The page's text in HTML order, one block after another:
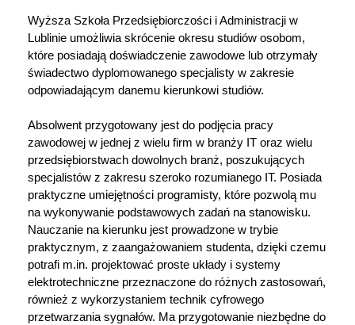
Wyższa Szkoła Przedsiębiorczości i Administracji w
Lublinie umożliwia skrócenie okresu studiów osobom,
które posiadają doświadczenie zawodowe lub otrzymały
świadectwo dyplomowanego specjalisty w zakresie
odpowiadającym danemu kierunkowi studiów.
Absolwent przygotowany jest do podjęcia pracy
zawodowej w jednej z wielu firm w branży IT oraz wielu
przedsiębiorstwach dowolnych branż, poszukujących
specjalistów z zakresu szeroko rozumianego IT. Posiada
praktyczne umiejętności programisty, które pozwolą mu
na wykonywanie podstawowych zadań na stanowisku.
Nauczanie na kierunku jest prowadzone w trybie
praktycznym, z zaangażowaniem studenta, dzięki czemu
potrafi m.in. projektować proste układy i systemy
elektrotechniczne przeznaczone do różnych zastosowań,
również z wykorzystaniem technik cyfrowego
przetwarzania sygnałów. Ma przygotowanie niezbędne do